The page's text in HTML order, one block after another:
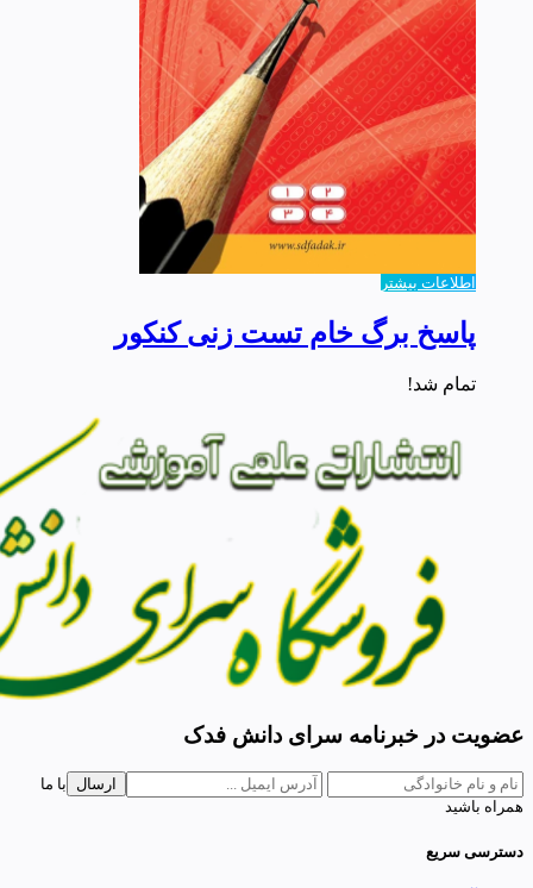
اطلاعات بیشتر
پاسخ برگ خام تست زنی کنکور
تمام شد!
عضویت در خبرنامه سرای دانش فدک
ارسال
با ما
همراه باشید
دسترسی سریع